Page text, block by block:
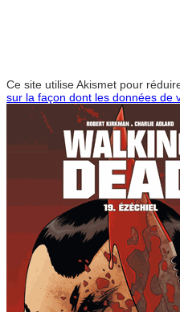
Ce site utilise Akismet pour
sur la façon dont les données de